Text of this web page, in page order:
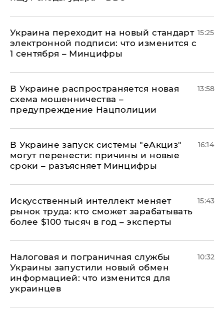
Украина переходит на новый стандарт
электронной подписи: что изменится с
1 сентября – Минцифры
15:25
В Украине распространяется новая
схема мошенничества –
предупреждение Нацполиции
13:58
В Украине запуск системы "еАкциз"
могут перенести: причины и новые
сроки – разъясняет Минцифры
16:14
Искусственный интеллект меняет
рынок труда: кто сможет зарабатывать
более $100 тысяч в год – эксперты
15:43
Налоговая и пограничная службы
Украины запустили новый обмен
информацией: что изменится для
украинцев
10:32